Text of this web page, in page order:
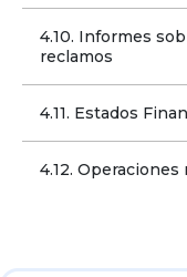
4.10. Informes
reclamos
4.11. Estados
4.12. Operaciones